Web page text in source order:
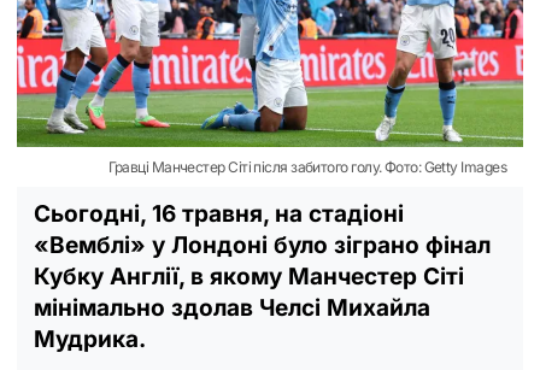
Гравці Манчестер Сіті після забитого голу. Фото: Getty Images
Сьогодні, 16 травня, на стадіоні
«Вемблі» у Лондоні було зіграно фінал
Кубку Англії, в якому Манчестер Сіті
мінімально здолав Челсі Михайла
Мудрика.